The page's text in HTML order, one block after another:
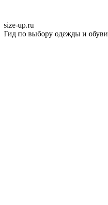
size-up.ru
Гид по выбору одежды и обуви